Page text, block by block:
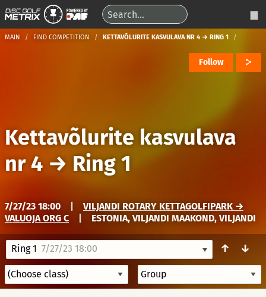
MAIN FIND COMPETITION KETTAVÕLURITE KASVULAVA NR 4 → RING 1
Follow
Kettavõlurite kasvulava
nr 4→ Ring 1
7/27/23 18:00
VILJANDI ROTARY KETTAGOLFIPARK →
VALUOJA ORG C
ESTONIA, VILJANDI MAAKOND, VILJANDI
Ring 1 7/27/23 18:00 ↑ ↓